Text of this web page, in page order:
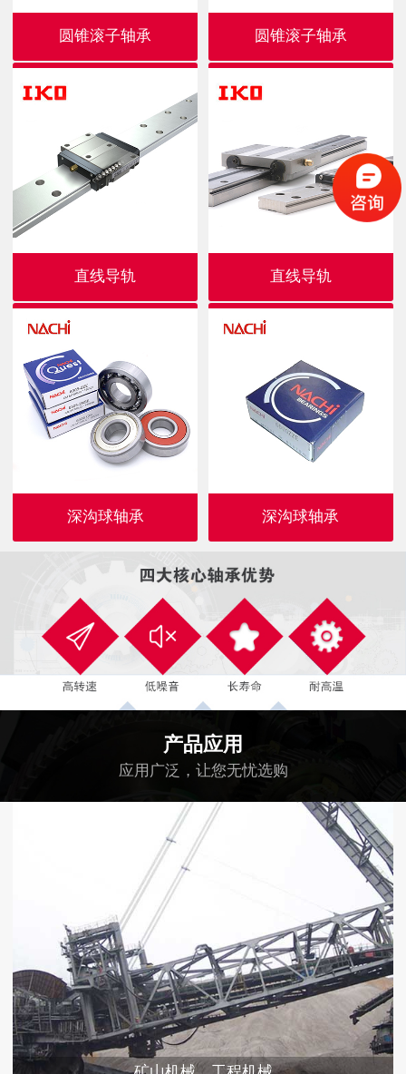
圆锥滚子轴承 圆锥滚子轴承
直线导轨 直线导轨
深沟球轴承 深沟球轴承
产品应用
应用广泛，让您无忧选购